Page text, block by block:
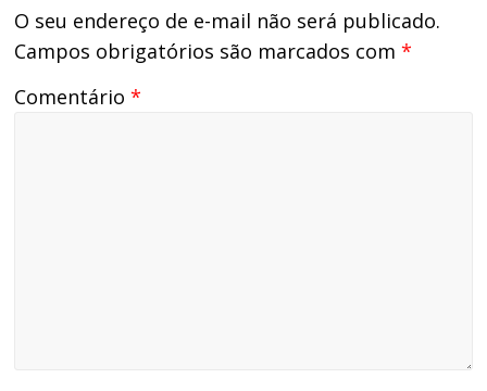
30 com cerca de 15
Agentes da Justiça
Federal e do TRT do
O seu endereço de e-mail não será publicado.
Campos obrigatórios são marcados com*
Comentário*